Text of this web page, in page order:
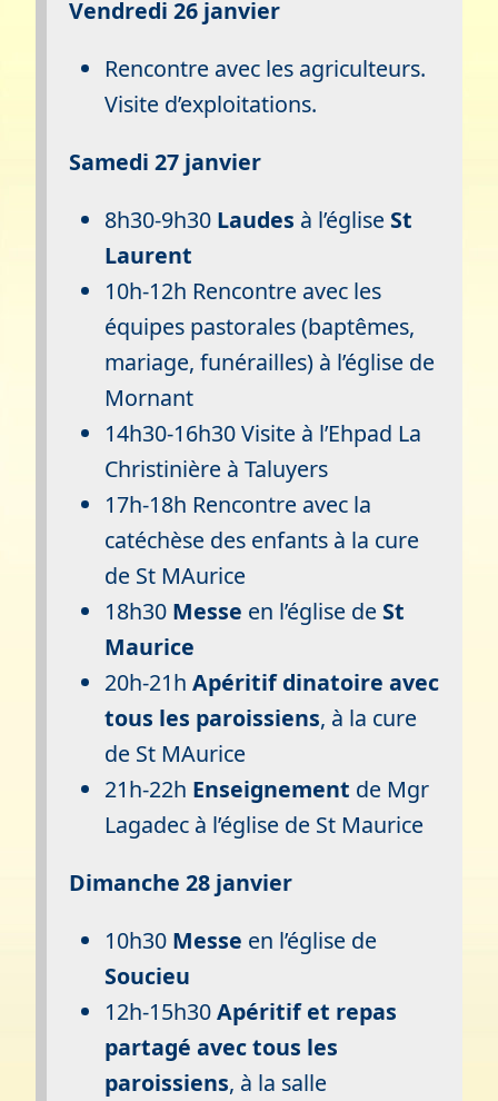
Vendredi 26 janvier
Rencontre avec les agriculteurs.
Visite d’exploitations.
Samedi 27 janvier
8h30-9h30 Laudes à l’église St
Laurent
10h-12h Rencontre avec les
équipes pastorales (baptêmes,
mariage, funérailles) à l’église de
Mornant
14h30-16h30 Visite à l’Ehpad La
Christinière à Taluyers
17h-18h Rencontre avec la
catéchèse des enfants à la cure
de St MAurice
18h30 Messe en l’église de St
Maurice
20h-21hApéritif dinatoire avec
tous les paroissiens, à la cure
de St MAurice
21h-22h Enseignement de Mgr
Lagadec à l’église de St Maurice
Dimanche 28 janvier
10h30 Messe en l’église de
Soucieu
12h-15h30Apéritif et repas
partagé avec tous les
paroissiens, à la salle